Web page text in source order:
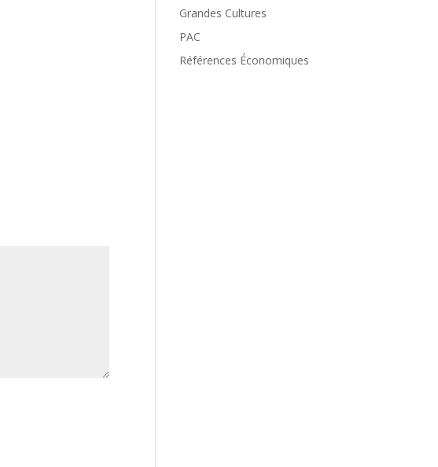
Grandes Cultures
PAC
Références Économiques